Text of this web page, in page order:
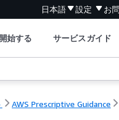
日本語 設定 お
開始する サービスガイド
AWS Prescriptive Guidance